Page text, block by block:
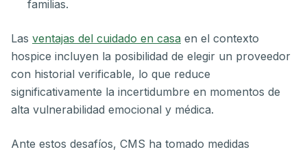
familias.
Las ventajas del cuidado en casa en el contexto
hospice incluyen la posibilidad de elegir un proveedor
con historial verificable, lo que reduce
significativamente la incertidumbre en momentos de
alta vulnerabilidad emocional y médica.
Ante estos desafíos, CMS ha tomado medidas